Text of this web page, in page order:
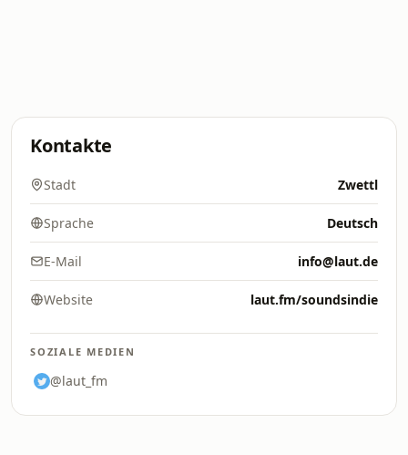
Kontakte
Stadt Zwettl
Sprache Deutsch
E-Mail info@laut.de
Website laut.fm/soundsindie
SOZIALE MEDIEN
@laut_fm